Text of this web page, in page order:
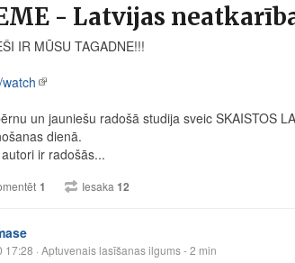
- Latvijas
IR MŪSU TAGADNE!!!
un jauniešu radošā studija sveic SKAISTOS
dienā.
ir radošās...
1 Iesaka 12
17:28 · Aptuvenais lasīšanas ilgums - 2 min